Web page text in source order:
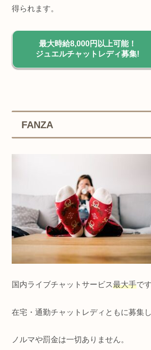
得られます。
最大時給8,000円以上可能！
ジュエルチャットレディ募集!
FANZA
国内ライブチャットサービス最大手です
在宅・通勤チャットレディともに募集し
ノルマや罰金は一切ありません。